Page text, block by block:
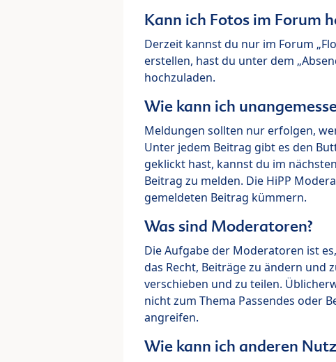
Kann ich Fotos im Forum
Derzeit kannst du nur im Forum
erstellen, hast du unter dem
hochzuladen.
Wie kann ich
Meldungen sollten nur erfolgen,
Unter jedem Beitrag gibt es den
geklickt hast, kannst du im
Beitrag zu melden. Die HiPP
gemeldeten Beitrag kümmern.
Was sind Moderatoren?
Die Aufgabe der Moderatoren ist
das Recht, Beiträge zu ändern und
verschieben und zu teilen.
nicht zum Thema Passendes oder
angreifen.
Wie kann ich anderen